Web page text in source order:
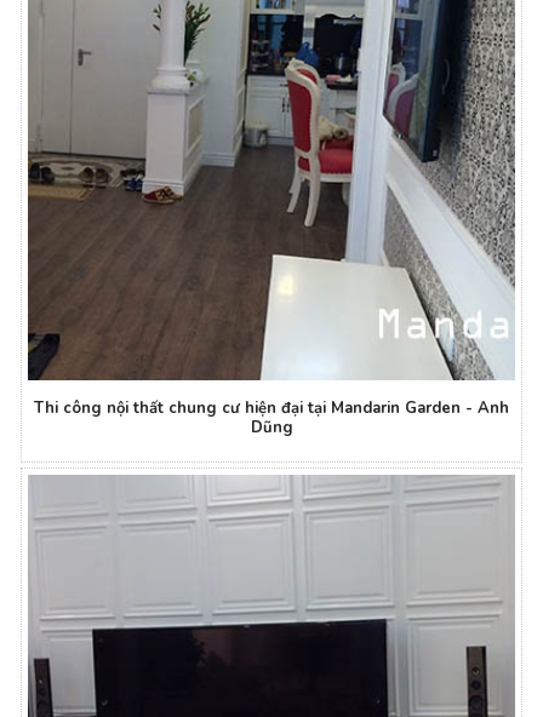
Thi công nội thất chung cư hiện đại tại Mandarin Garden - Anh
Dũng